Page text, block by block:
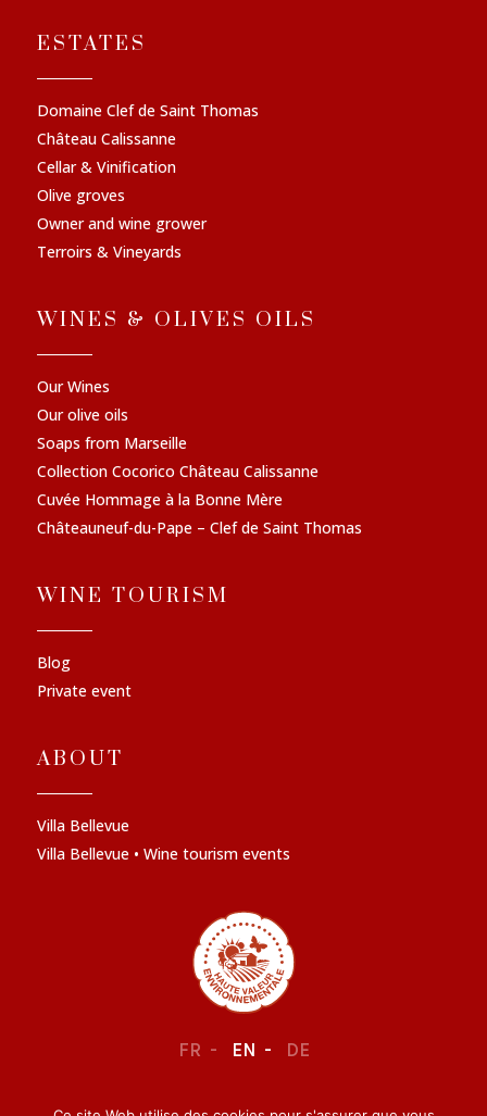
ESTATES
Domaine Clef de Saint Thomas
Château Calissanne
Cellar & Vinification
Olive groves
Owner and wine grower
Terroirs & Vineyards
WINES & OLIVES OILS
Our Wines
Our olive oils
Soaps from Marseille
Collection Cocorico Château Calissanne
Cuvée Hommage à la Bonne Mère
Châteauneuf-du-Pape – Clef de Saint Thomas
WINE TOURISM
Blog
Private event
ABOUT
Villa Bellevue
Villa Bellevue • Wine tourism events
FR EN DE